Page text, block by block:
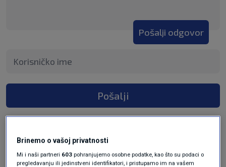
Pošalji odgovor
Pošalji
Brinemo o vašoj privatnosti
Mi i naši partneri 603 pohranjujemo osobne podatke, kao što su podaci o
pregledavanju ili jedinstveni identifikatori, i pristupamo im na vašem